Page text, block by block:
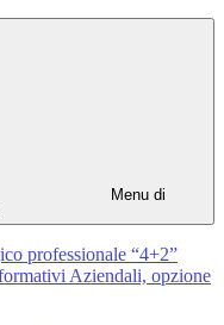
Menu di
professionale “4+2”
Aziendali, opzione